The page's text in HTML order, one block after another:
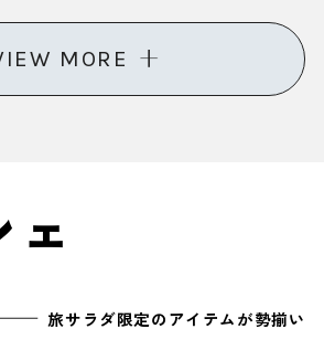
MORE
旅サラダ限定のアイテムが勢揃い